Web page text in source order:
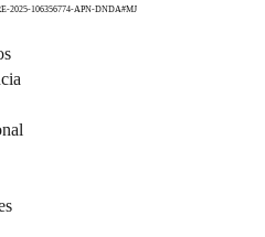
2025-106356774-APN-DNDA#MJ